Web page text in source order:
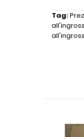
Tag: